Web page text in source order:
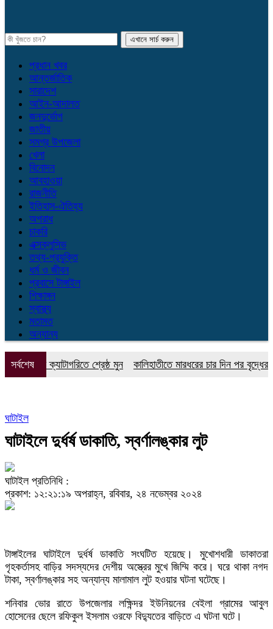
প্রধান খবর
আন্তর্জাতিক
সারাদেশ
আইন-আদালত
জনদুর্ভোগ
জাতীয়
সমগ্র উপজেলা
খেলা
বিনোদন
আবহাওয়া
রাজনীতি
ইতিহাস-ঐতিহ্য
অপরাধ
চাকরি
এক্সক্লুসিভ
তথ্য-প্রযুক্তি
ধর্ম ও জীবন
প্রবাসে টাঙ্গাইল
শিক্ষাঙ্গন
স্বাস্থ্য
মতামত
অন্যান্য
সর্বশেষ
পাঁচ ক্যাটাগরিতে শ্রেষ্ঠ মুন কালিহাতীতে মারধরের চার দিন পর বৃদ্ধের
ঘাটাইল
ঘাটাইলে দুর্ধর্ষ ডাকাতি, স্বর্ণালঙ্কার লুট
ঘাটাইল প্রতিনিধি :
প্রকাশ: ১২:২১:১৯ অপরাহ্ন, রবিবার, ২৪ নভেম্বর ২০২৪
টাঙ্গাইলের ঘাটাইলে দুর্ধর্ষ ডাকাতি সংঘটিত হয়েছে। মুখোশধারী ডাকাতরা
গৃহকর্তাসহ বাড়ির সদস্যদের দেশীয় অস্ত্রের মুখে জিম্মি করে। ঘরে থাকা নগদ
টাকা, স্বর্ণালঙ্কার সহ অন্যান্য মালামাল লুট হওয়ার ঘটনা ঘটেছে।
শনিবার ভোর রাতে উপজেলার লক্ষিন্দর ইউনিয়নের বেইলা গ্রামের আবুল
হোসেনের ছেলে রফিকুল ইসলাম ওরফে বিদ্যুতের বাড়িতে এ ঘটনা ঘটে।